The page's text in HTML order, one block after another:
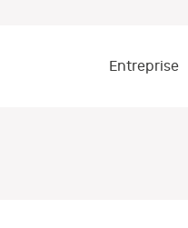
Entreprise